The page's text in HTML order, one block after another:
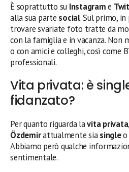
È soprattutto su Instagrame
alla sua parte social. Sul primo,
trovare svariate foto tratte da
con la famiglia e in vacanza. Non
o con amici e colleghi, così come
professionali.
Vita privata: è
fidanzato?
Per quanto riguarda lavita privata
Özdemirattualmente siasingleo
Abbiamo però qualche
sentimentale.